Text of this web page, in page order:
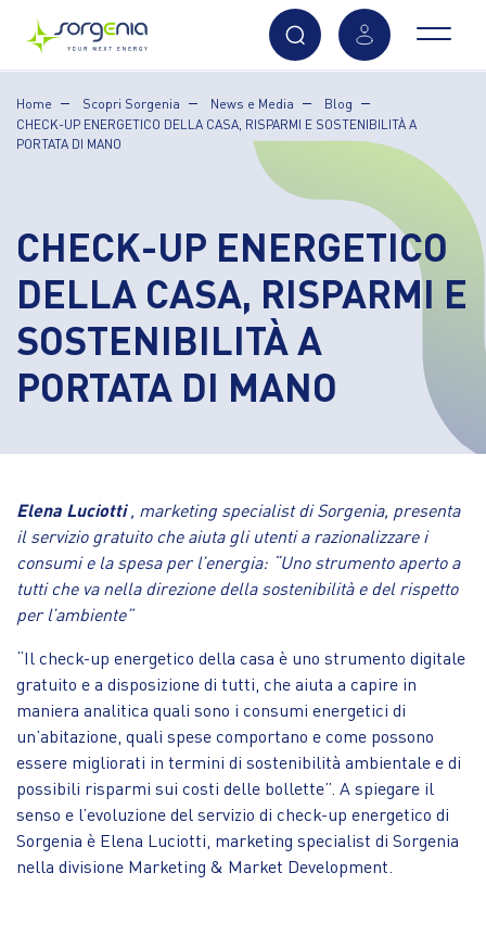
contenuto
Home Scopri Sorgenia News e Media
Blog
CHECK-UP ENERGETICO DELLA CASA, RISPARMI E SOSTENIBILITÀ A
PORTATA DI MANO
CHECK-UP ENERGETICO
DELLA CASA, RISPARMI E
SOSTENIBILITÀ A
PORTATA DI MANO
Elena Luciotti , marketing specialist di Sorgenia, presenta
il servizio gratuito che aiuta gli utenti a razionalizzare i
consumi e la spesa per l’energia: “Uno strumento aperto a
tutti che va nella direzione della sostenibilità e del rispetto
per l’ambiente”
“Il check-up energetico della casa è uno strumento digitale
gratuito e a disposizione di tutti, che aiuta a capire in
maniera analitica quali sono i consumi energetici di
un’abitazione, quali spese comportano e come possono
essere migliorati in termini di sostenibilità ambientale e di
possibili risparmi sui costi delle bollette”. A spiegare il
senso e l’evoluzione del servizio di check-up energetico di
Sorgenia è Elena Luciotti, marketing specialist di Sorgenia
nella divisione Marketing & Market Development.